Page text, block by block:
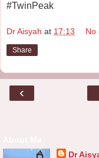
#TwinPeak
Dr Aisyah at 17:13 No
Share
‹
Dr